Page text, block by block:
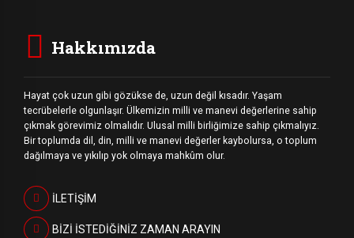
Hakkımızda
Hayat çok uzun gibi gözükse de, uzun değil kısadır. Yaşam
tecrübelerle olgunlaşır. Ülkemizin milli ve manevi değerlerine sahip
çıkmak görevimiz olmalıdır. Ulusal milli birliğimize sahip çıkmalıyız.
Bir toplumda dil, din, milli ve manevi değerler kaybolursa, o toplum
dağılmaya ve yıkılıp yok olmaya mahkûm olur.
İLETİŞİM
BİZİ İSTEDİĞİNİZ ZAMAN ARAYIN